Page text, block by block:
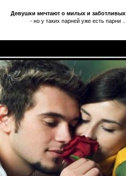
Девушки мечтают о милых и заботливых
- но у таких парней уже есть парни